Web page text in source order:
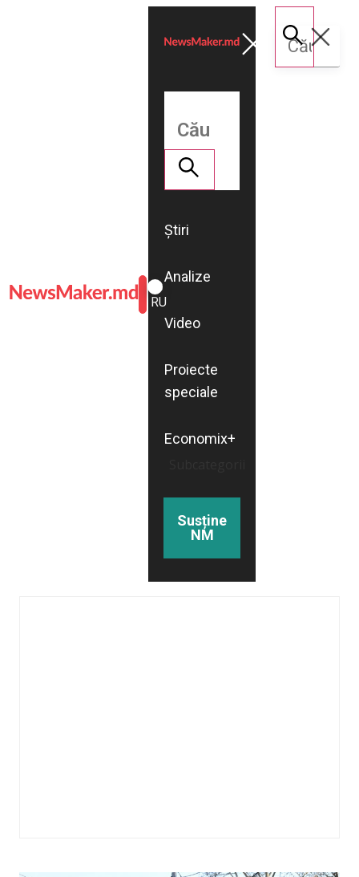
ROMÂNĂ
RU
Știri
Analize
Video
Proiecte
speciale
Economix+
Susține
NM